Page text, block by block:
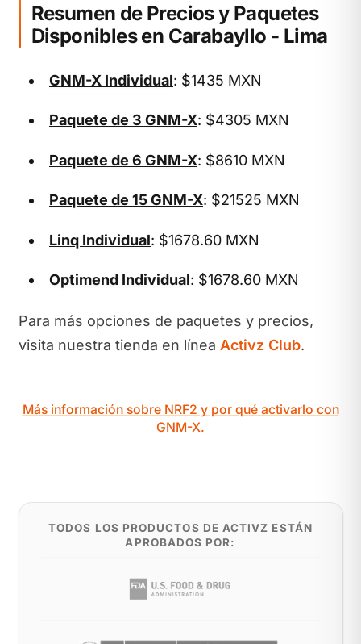
Resumen de Precios y Paquetes
Disponibles en Carabayllo - Lima
GNM-X Individual: $1435 MXN
Paquete de 3 GNM-X: $4305 MXN
Paquete de 6 GNM-X: $8610 MXN
Paquete de 15 GNM-X: $21525 MXN
Linq Individual: $1678.60 MXN
Optimend Individual: $1678.60 MXN
Para más opciones de paquetes y precios,
visita nuestra tienda en línea Activz Club.
Más información sobre NRF2 y por qué activarlo con
GNM-X.
TODOS LOS PRODUCTOS DE ACTIVZ ESTÁN
APROBADOS POR: